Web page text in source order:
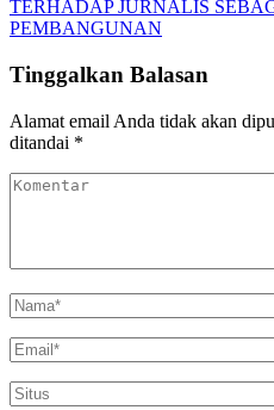
TERHADAP JURNALIS
PEMBANGUNAN
Tinggalkan Balasan
Alamat email Anda tidak akan
ditandai *